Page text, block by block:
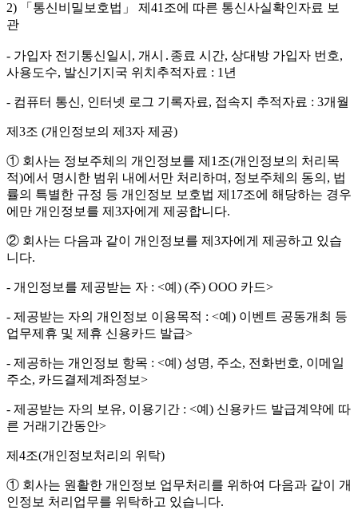
2) 「통신비밀보호법」 제41조에 따른 통신사실확인자료 보
관
- 가입자 전기통신일시, 개시․종료 시간, 상대방 가입자 번호,
사용도수, 발신기지국 위치추적자료 : 1년
- 컴퓨터 통신, 인터넷 로그 기록자료, 접속지 추적자료 : 3개월
제3조 (개인정보의 제3자 제공)
① 회사는 정보주체의 개인정보를 제1조(개인정보의 처리목
적)에서 명시한 범위 내에서만 처리하며, 정보주체의 동의, 법
률의 특별한 규정 등 개인정보 보호법 제17조에 해당하는 경우
에만 개인정보를 제3자에게 제공합니다.
② 회사는 다음과 같이 개인정보를 제3자에게 제공하고 있습
니다.
- 개인정보를 제공받는 자 : <예) (주) OOO 카드>
- 제공받는 자의 개인정보 이용목적 : <예) 이벤트 공동개최 등
업무제휴 및 제휴 신용카드 발급>
- 제공하는 개인정보 항목 : <예) 성명, 주소, 전화번호, 이메일
주소, 카드결제계좌정보>
- 제공받는 자의 보유, 이용기간 : <예) 신용카드 발급계약에 따
른 거래기간동안>
제4조(개인정보처리의 위탁)
① 회사는 원활한 개인정보 업무처리를 위하여 다음과 같이 개
인정보 처리업무를 위탁하고 있습니다.